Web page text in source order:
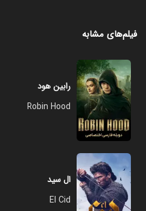
فیلم‌های مشابه
رابین هود
Robin Hood
ال سید
El Cid